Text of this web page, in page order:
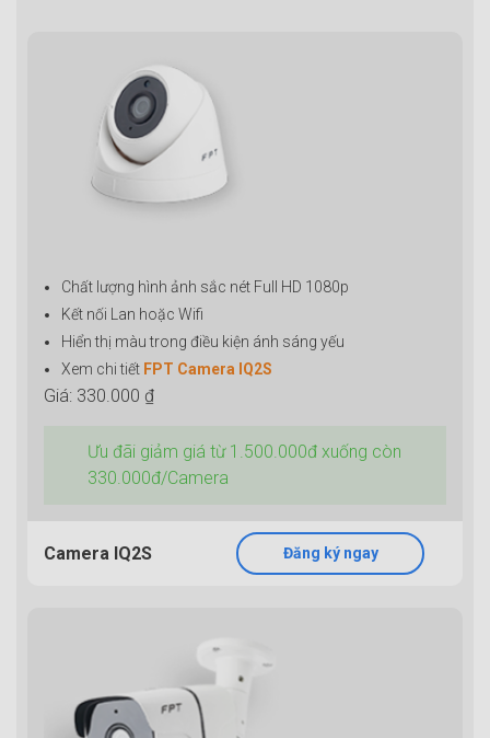
Chất lượng hình ảnh sắc nét Full HD 1080p
Kết nối Lan hoặc Wifi
Hiển thị màu trong điều kiện ánh sáng yếu
Xem chi tiết FPT Camera IQ2S
Giá: 330.000 ₫
Ưu đãi giảm giá từ 1.500.000đ xuống còn
330.000đ/Camera
Camera IQ2S Đăng ký ngay